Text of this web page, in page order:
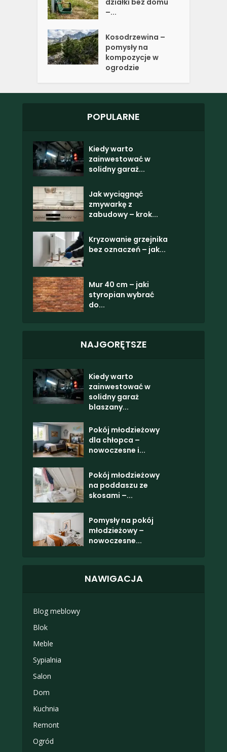
–...
Kosodrzewina –
pomysły na
kompozycje w
ogrodzie
POPULARNE
Kiedy warto
zainwestować w
solidny garaż...
Jak wyciągnąć
zmywarkę z
zabudowy – krok...
Kryzowanie grzejnika
bez oznaczeń – jak...
Mur 40 cm – jaki
styropian wybrać
do...
NAJGORĘTSZE
Kiedy warto
zainwestować w
solidny garaż
blaszany...
Pokój młodzieżowy
dla chłopca –
nowoczesne i...
Pokój młodzieżowy
na poddaszu ze
skosami –...
Pomysły na pokój
młodzieżowy –
nowoczesne...
NAWIGACJA
Blog meblowy
Blok
Meble
Sypialnia
Salon
Dom
Kuchnia
Remont
Ogród